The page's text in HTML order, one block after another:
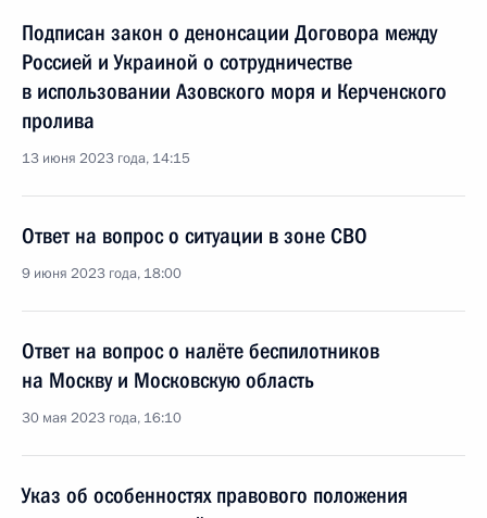
Подписан закон о денонсации Договора между
Россией и Украиной о сотрудничестве
в использовании Азовского моря и Керченского
пролива
13 июня 2023 года, 14:15
Ответ на вопрос о ситуации в зоне СВО
9 июня 2023 года, 18:00
Ответ на вопрос о налёте беспилотников
на Москву и Московскую область
30 мая 2023 года, 16:10
Указ об особенностях правового положения